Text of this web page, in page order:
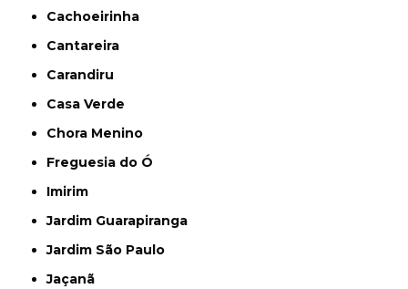
Cachoeirinha
Cantareira
Carandiru
Casa Verde
Chora Menino
Freguesia do Ó
Imirim
Jardim Guarapiranga
Jardim São Paulo
Jaçanã